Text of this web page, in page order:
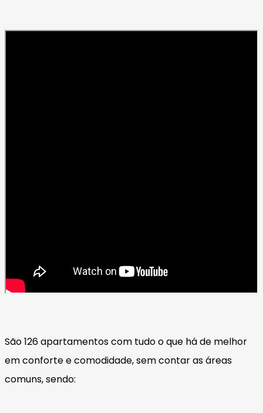
São 126 apartamentos com tudo o que há de melhor
em conforte e comodidade, sem contar as áreas
comuns, sendo: